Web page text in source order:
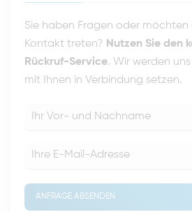
Sie haben Fragen oder möchten
Kontakt treten? Nutzen Sie den
Rückruf-Service. Wir werden
mit Ihnen in Verbindung setzen.
ANFRAGE ABSENDEN